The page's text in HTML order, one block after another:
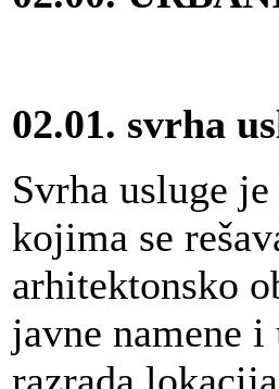
02.01. svrha
Svrha usluge
kojima se
arhitektonsko
javne namene